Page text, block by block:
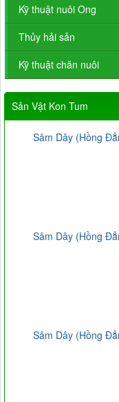
Kỹ thuật nuôi Ong
Thủy hải sản
Kỹ thuật chăn nuôi
Sản Vật Kon Tum
Sâm Dây (Hồng
Sâm Dây (Hồng
Sâm Dây (Hồng